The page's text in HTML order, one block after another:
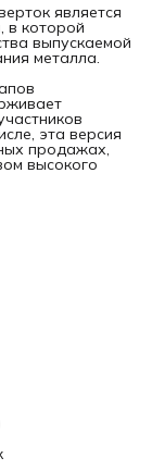
является
в которой
выпускаемой
металла.
эта версия
продажах,
высокого